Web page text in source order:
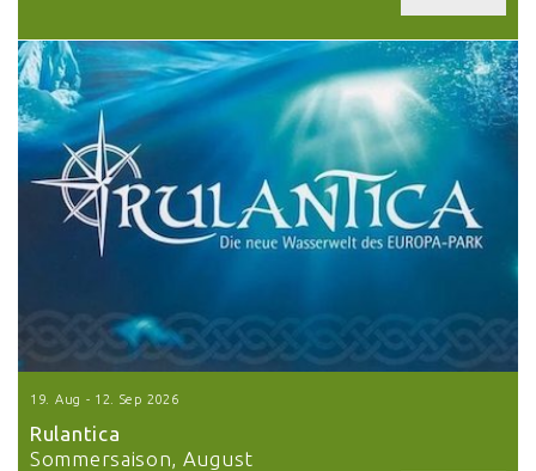
19. Aug - 12. Sep 2026
Rulantica
Sommersaison, August